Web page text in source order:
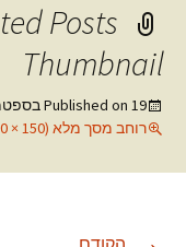
Posts
Thumbnail
Published on 19 בספטמבר 2013
רוחב מסך מלא (150 × 150)